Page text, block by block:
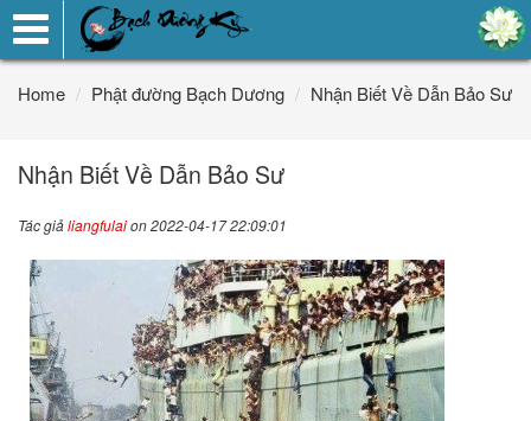
Toggle
navigation
Home
Phật đường Bạch Dương Nhận Biết Về Dẫn Bảo Sư
Nhận Biết Về Dẫn Bảo Sư
Tác giảliangfulaion 2022-04-17 22:09:01